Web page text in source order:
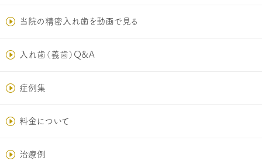
当院の精密入れ歯を動画で見る
入れ歯（義歯）Q&A
症例集
料金について
治療例